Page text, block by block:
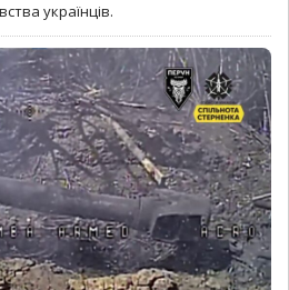
українців.